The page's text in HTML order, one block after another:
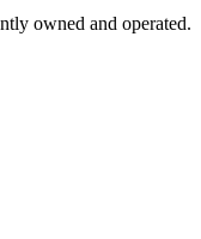
owned and operated.